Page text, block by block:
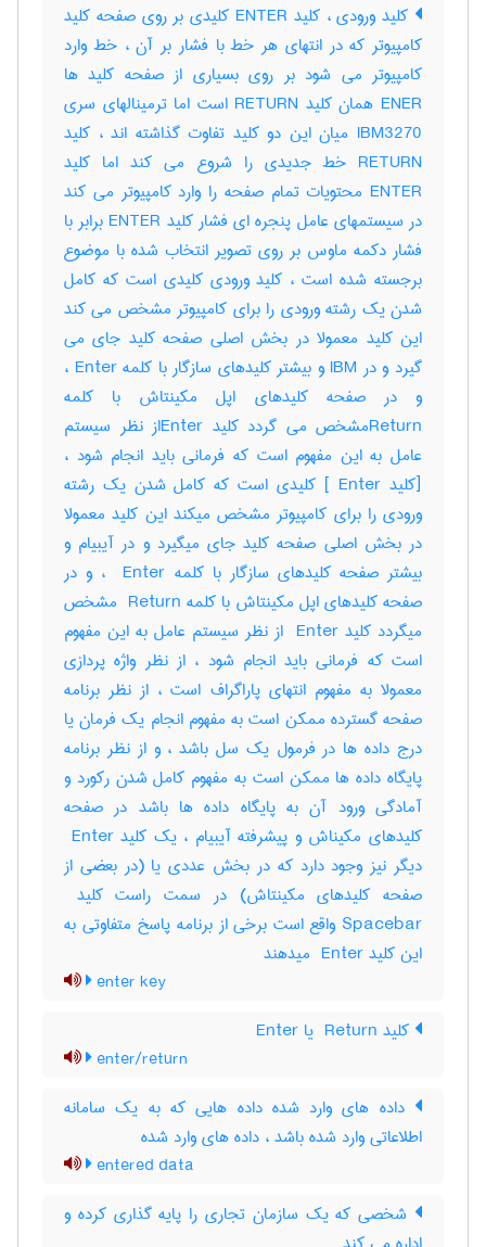
کلید ورودی ، کلید ENTER کلیدی بر روی صفحه کلید
کامپیوتر که در انتهای هر خط با فشار بر آن ، خط وارد
کامپیوتر می شود بر روی بسیاری از صفحه کلید ها
ENER همان کلید RETURN است اما ترمینالهای سری
IBM3270 میان این دو کلید تفاوت گذاشته اند ، کلید
RETURN خط جدیدی را شروع می کند اما کلید
ENTER محتویات تمام صفحه را وارد کامپیوتر می کند
در سیستمهای عامل پنجره ای فشار کلید ENTER برابر با
فشار دکمه ماوس بر روی تصویر انتخاب شده با موضوع
برجسته شده است ، کلید ورودی کلیدی است که کامل
شدن یک رشته ورودی را برای کامپیوتر مشخص می کند
این کلید معمولا در بخش اصلی صفحه کلید جای می
گیرد و در IBM و بیشتر کلیدهای سازگار با کلمه Enter ،
و در صفحه کلیدهای اپل مکینتاش با کلمه
Returnمشخص می گردد کلید Enterاز نظر سیستم
عامل به این مفهوم است که فرمانی باید انجام شود ،
[کلید ‎ Enter] کلیدی است که کامل شدن یک رشته
ورودی را برای کامپیوتر مشخص میکند این کلید معمولا
در بخش اصلی صفحه کلید جای میگیرد و در آیبیام و
بیشتر صفحه کلیدهای سازگار با کلمه ‎ Enter ، و در
صفحه کلیدهای اپل مکینتاش با کلمه ‎ Return مشخص
میگردد کلید ‎ Enter از نظر سیستم عامل به این مفهوم
است که فرمانی باید انجام شود ، از نظر واژه پردازی
معمولا به مفهوم انتهای پاراگراف است ، از نظر برنامه
صفحه گسترده ممکن است به مفهوم انجام یک فرمان یا
درج داده ها در فرمول یک سل باشد ، و از نظر برنامه
پایگاه داده ها ممکن است به مفهوم کامل شدن رکورد و
آمادگی ورود آن به پایگاه داده ها باشد در صفحه
کلیدهای مکیناش و پیشرفته آیبیام ، یک کلید ‎ Enter
دیگر نیز وجود دارد که در بخش عددی یا (در بعضی از
Spacebar واقع است برخی از برنامه پاسخ متفاوتی به
این کلید ‎ Enter میدهند
enter key
کلید ‎ Return یا ‎Enter
enter/return
داده های وارد شده داده هایی که به یک سامانه
اطلاعاتی وارد شده باشد ، داده‌ های وارد شده
entered data
شخصی که یک سازمان تجاری را پایه گذاری کرده و